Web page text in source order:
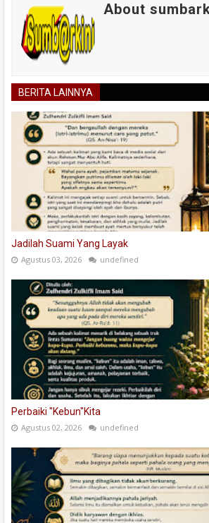
About
BERITA LAINNYA
Jadilah Suami Yang Layak
Agustus 03, 2026 undefined
Perbaiki "Kebun"Kita
Agustus 02, 2026 undefined